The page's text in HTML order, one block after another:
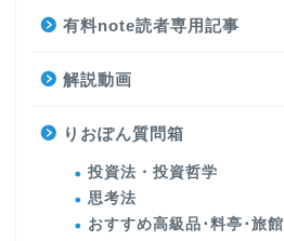
有料note読者専用記事
解説動画
りおぽん質問箱
投資法・投資哲学
思考法
おすすめ高級品･料亭･旅館